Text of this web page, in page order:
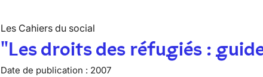
Les Cahiers du social
"Les droits des réfugiés :
Date de publication : 2007